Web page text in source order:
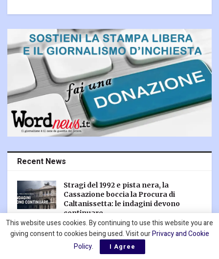
Recent News
Stragi del 1992 e pista nera, la
Cassazione boccia la Procura di
Caltanissetta: le indagini devono
continuare
8 AGOSTO 2026
Lo strappo del Mediterraneo: l’asse
Roma-Madrid tra l’incubo di Ceuta e i
This website uses cookies. By continuing to use this website you are
giving consent to cookies being used. Visit ourPrivacy and Cookie
Policy. I Agree